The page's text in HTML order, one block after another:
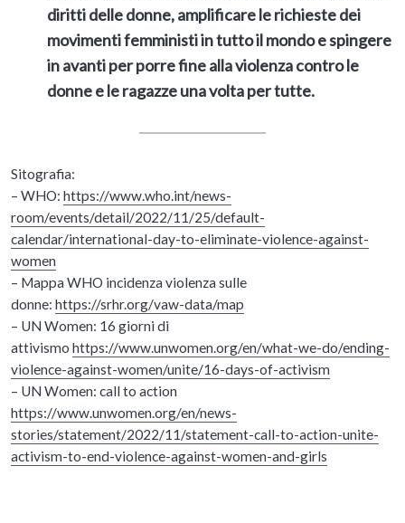
diritti delle donne, amplificare le richieste dei
movimenti femministi in tutto il mondo e spingere
in avanti per porre fine alla violenza contro le
donne e le ragazze una volta per tutte.
Sitografia:
– WHO: https://www.who.int/news-
room/events/detail/2022/11/25/default-
calendar/international-day-to-eliminate-violence-against-
women
– Mappa WHO incidenza violenza sulle
donne: https://srhr.org/vaw-data/map
– UN Women: 16 giorni di
attivismo https://www.unwomen.org/en/what-we-do/ending-
violence-against-women/unite/16-days-of-activism
– UN Women: call to action
https://www.unwomen.org/en/news-
stories/statement/2022/11/statement-call-to-action-unite-
activism-to-end-violence-against-women-and-girls